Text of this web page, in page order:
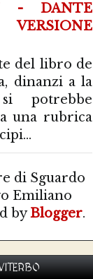
- DANTE
del libro de
dinanzi a la
potrebbe
una rubrica
di Sguardo
Emiliano
byBlogger.